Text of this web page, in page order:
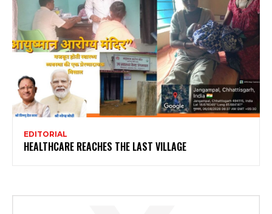
EDITORIAL
HEALTHCARE REACHES THE LAST VILLAGE